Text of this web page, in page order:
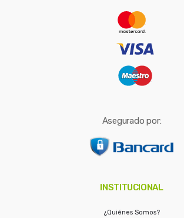
Asegurado por:
INSTITUCIONAL
¿Quiénes Somos?